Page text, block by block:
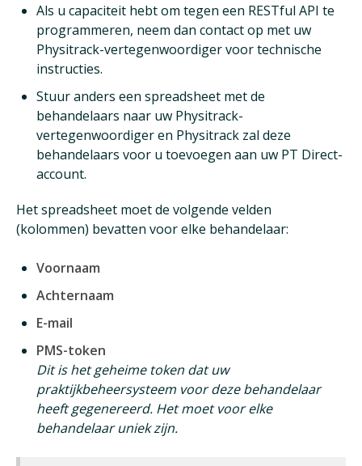
Als u capaciteit hebt om tegen een RESTful API te
programmeren, neem dan contact op met uw
Physitrack-vertegenwoordiger voor technische
instructies.
Stuur anders een spreadsheet met de
behandelaars naar uw Physitrack-
vertegenwoordiger en Physitrack zal deze
behandelaars voor u toevoegen aan uw PT Direct-
account.
Het spreadsheet moet de volgende velden
(kolommen) bevatten voor elke behandelaar:
Voornaam
Achternaam
E-mail
PMS-token
Dit is het geheime token dat uw
praktijkbeheersysteem voor deze behandelaar
heeft gegenereerd. Het moet voor elke
behandelaar uniek zijn.